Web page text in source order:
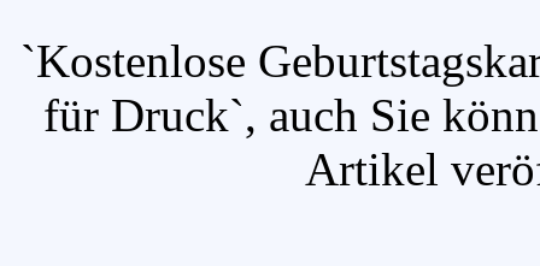
`Kostenlose
für Druck`, auch Sie
Artikel